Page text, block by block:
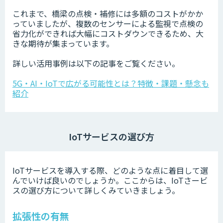
これまで、橋梁の点検・補修には多額のコストがかか
っていましたが、複数のセンサーによる監視で点検の
省力化ができれば大幅にコストダウンできるため、大
きな期待が集まっています。
詳しい活用事例は以下の記事をご覧ください。
5G・AI・IoTで広がる可能性とは？特徴・課題・懸念も
紹介
IoTサービスの選び方
IoTサービスを導入する際、どのような点に着目して選
んでいけば良いのでしょうか。ここからは、IoTさービ
スの選び方について詳しくみていきましょう。
拡張性の有無